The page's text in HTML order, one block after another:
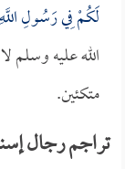
لَكُمْ فِي رَسُولِ
الله عليه وسلم
متكئين.
تراجم رجال